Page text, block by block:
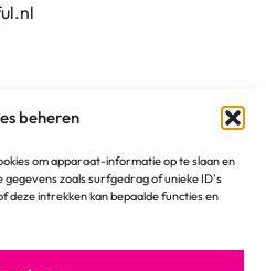
beheren
om apparaat-informatie op te slaan en
zoals surfgedrag of unieke ID's
intrekken kan bepaalde functies en